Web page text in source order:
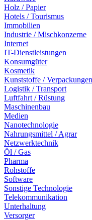
Holz / Papier
Hotels / Tourismus
Immobilien
Industrie / Mischkonzerne
Internet
IT-Dienstleistungen
Konsumgüter
Kosmetik
Kunststoffe / Verpackungen
Logistik / Transport
Luftfahrt / Rüstung
Maschinenbau
Medien
Nanotechnologie
Nahrungsmittel / Agrar
Netzwerktechnik
Öl / Gas
Pharma
Rohstoffe
Software
Sonstige Technologie
Telekommunikation
Unterhaltung
Versorger